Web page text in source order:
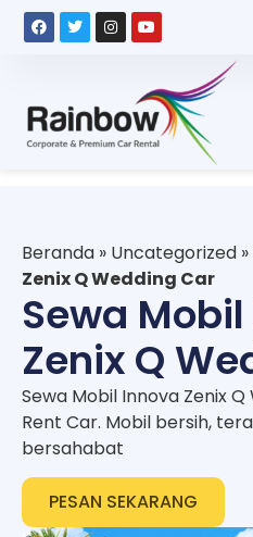
Beranda » Uncategorized »
Zenix Q Wedding Car
Sewa
Zenix Q
Sewa Mobil Innova Zenix
Rent Car. Mobil bersih,
bersahabat
PESAN SEKARANG